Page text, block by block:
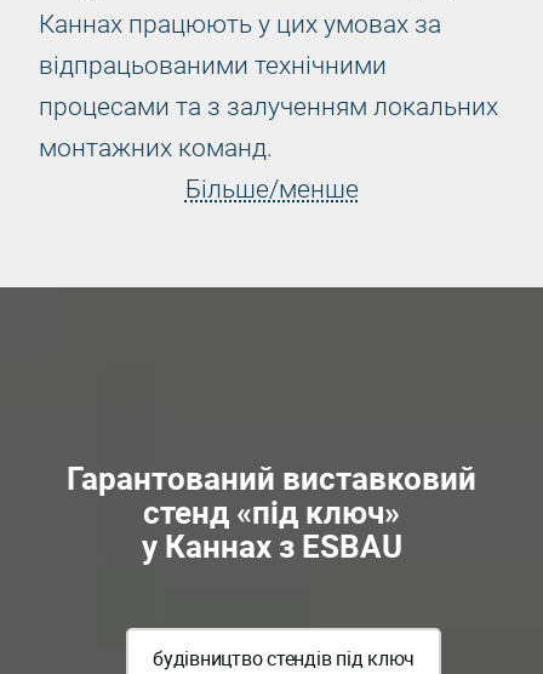
Каннах працюють у цих умовах за
відпрацьованими технічними
процесами та з залученням локальних
монтажних команд.
Більше/менше
Гарантований виставковий
стенд «під ключ»
у Каннах з ESBAU
будівництво стендів під ключ